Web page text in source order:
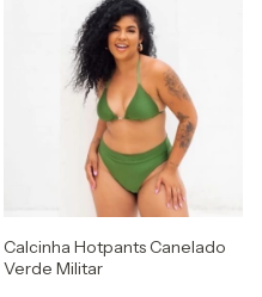
Calcinha Hotpants Canelado
Verde Militar